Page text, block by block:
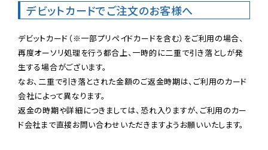
デビットカードでご注文のお客様へ
デビットカード（※一部プリペイドカードを含む）をご利用の場合、
再度オーソリ処理を行う都合上、一時的に二重で引き落としが発
生する場合がございます。
なお、二重で引き落とされた金額のご返金時期は、ご利用のカード
会社によって異なります。
返金の時期や詳細につきましては、恐れ入りますが、ご利用のカー
ド会社まで直接お問い合わせいただきますようお願いいたします。